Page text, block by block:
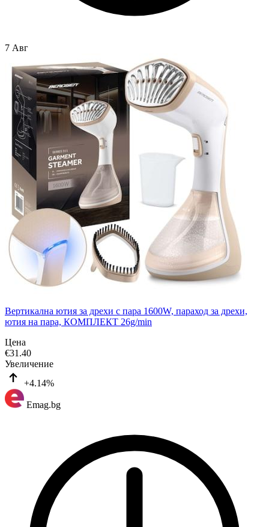
7 Авг
Вертикална ютия за дрехи с пара 1600W, параход за дрехи,
ютия на пара, КОМПЛЕКТ 26g/min
Цена
€31.40
Увеличение
+4.14%
Emag.bg